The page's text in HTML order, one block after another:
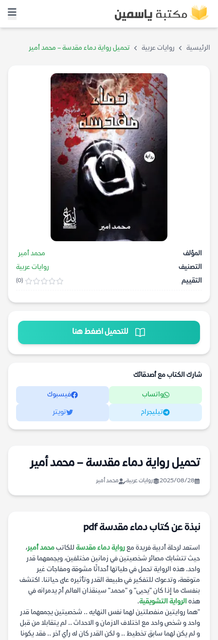
الرئيسية روايات عربية تحميل رواية دماء مقدسة – محمد أمير
المؤلف
محمد أمير
التصنيف
روايات عربية
التقييم
(0)
للتحميل اضغط هنا
شارك الكتاب مع أصدقائك
واتساب فيسبوك
تيليجرام تويتر
تحميل رواية دماء مقدسة – محمد أمير
2025/08/28 روايات عربية محمد أمير
نبذة عن كتاب دماء مقدسة pdf
استعد لرحلة أدبية فريدة معرواية دماء مقدسة للكاتبمحمد أمير،
حيث تتشابك مصائر شخصيتين في زمانين مختلفين، ويجمعهما قدر
واحد. هذه الرواية تحمل في طياتها أحداثًا مشوقة ومفاجآت غير
متوقعة، وتدعوك للتفكير في طبيعة القدر وتأثيره على حياتنا. اكتشف
بنفسك ما إذا كان "يحيى" و "محمد" سينقذان العالم أم يدمرانه في
هذهالرواية التشويقية.
"هما روايتين منفصلتين لهما نفس النهايه .. شخصيتين يجمعهما قدر
واحد و شخص واحد مع اختلاف الازمان و الاحداث .. لم يتقابلا من قبل
و لم يكن لهما سابق تخطيط .. و لكن القدر كان له رأي آخر .. فقد يكونا